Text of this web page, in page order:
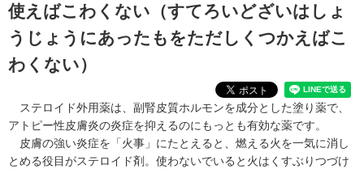
使えばこわくない （すてろいどざいはしょ
うじょうにあったもをただしくつかえばこ
わくない）
ステロイド外用薬は、副腎皮質ホルモンを成分とした塗り薬で、
アトピー性皮膚炎の炎症を抑えるのにもっとも有効な薬です。
皮膚の強い炎症を「火事」にたとえると、燃える火を一気に消し
とめる役目がステロイド剤。使わないでいると火はくすぶりつづけ